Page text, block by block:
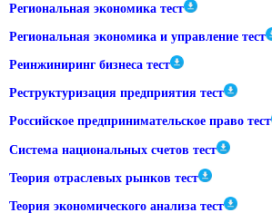
Региональная экономика тест
Региональная экономика и управление тест
Реинжиниринг бизнеса тест
Реструктуризация предприятия тест
Российское предпринимательское право тест
Система национальных счетов тест
Теория отраслевых рынков тест
Теория экономического анализа тест